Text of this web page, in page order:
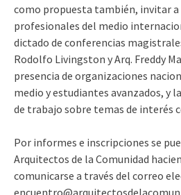
como propuesta también, invitar a
profesionales del medio
dictado de conferencias
Rodolfo Livingston y Arq. Freddy
presencia de organizaciones
medio y estudiantes avanzados, y
de trabajo sobre temas de interés
Por informes e inscripciones se
Arquitectos de la Comunidad
comunicarse a través del correo